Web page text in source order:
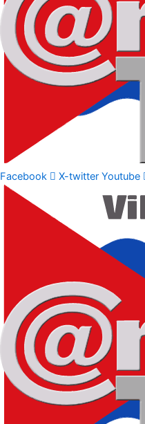
Facebook X-twitter Youtube